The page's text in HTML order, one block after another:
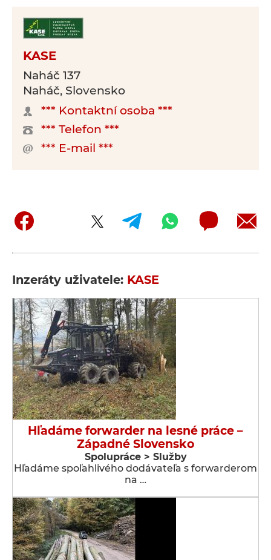
KASE
Naháč 137
Naháč, Slovensko
*** Kontaktní osoba ***
*** Telefon ***
*** E-mail ***
Inzeráty uživatele: KASE
Hľadáme forwarder na lesné práce –
Západné Slovensko
Spolupráce > Služby
Hľadáme spoľahlivého dodávateľa s forwarderom
na …